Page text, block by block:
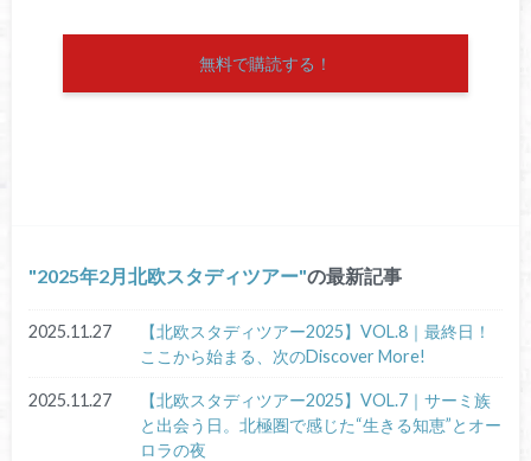
無料で購読する！
2025年2月北欧スタディツアー の最新記事
2025.11.27
【北欧スタディツアー2025】VOL.8｜最終日！
ここから始まる、次のDiscover More!
2025.11.27
【北欧スタディツアー2025】VOL.7｜サーミ族
と出会う日。北極圏で感じた“生きる知恵”とオー
ロラの夜